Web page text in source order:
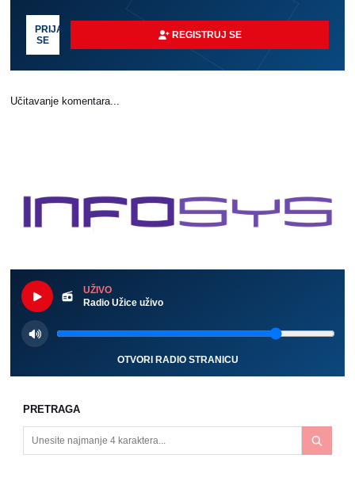
PRIJAVI
SE
REGISTRUJ SE
Učitavanje komentara...
UŽIVO
Radio Užice uživo
OTVORI RADIO STRANICU
PRETRAGA